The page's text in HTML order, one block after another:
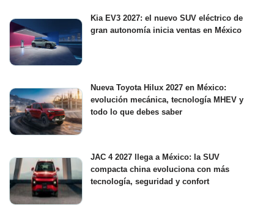
Kia EV3 2027: el nuevo SUV eléctrico de
gran autonomía inicia ventas en México
Nueva Toyota Hilux 2027 en México:
evolución mecánica, tecnología MHEV y
todo lo que debes saber
JAC 4 2027 llega a México: la SUV
compacta china evoluciona con más
tecnología, seguridad y confort